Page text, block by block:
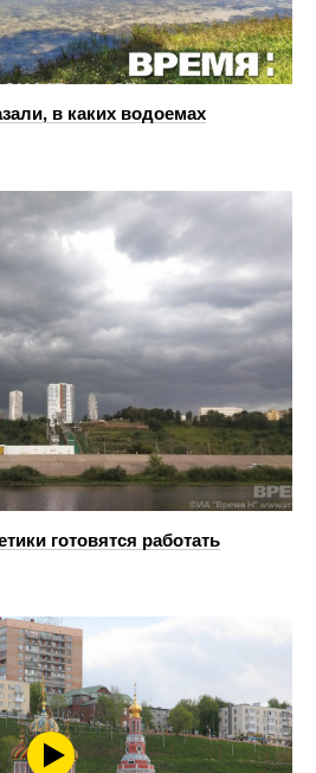
в каких водоемах
готовятся работать